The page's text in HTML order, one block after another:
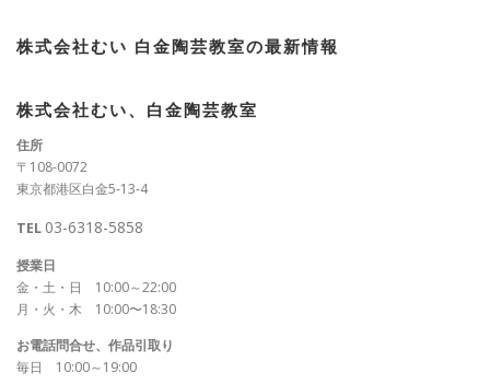
株式会社むい 白金陶芸教室の最新情報
株式会社むい、白金陶芸教室
住所
〒108-0072
東京都港区白金5-13-4
TEL 03-6318-5858
授業日
金・土・日 10:00～22:00
月・火・木 10:00〜18:30
お電話問合せ、作品引取り
毎日 10:00～19:00